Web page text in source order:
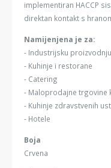
implementiran HACCP
direktan kontakt s
Namijenjena je za:
- Industrijsku
- Kuhinje i restorane
- Catering
- Maloprodajne trgovine
- Kuhinje zdravstvenih
- Hotele
Boja
Crvena